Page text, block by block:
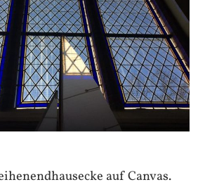
auf Canvas.